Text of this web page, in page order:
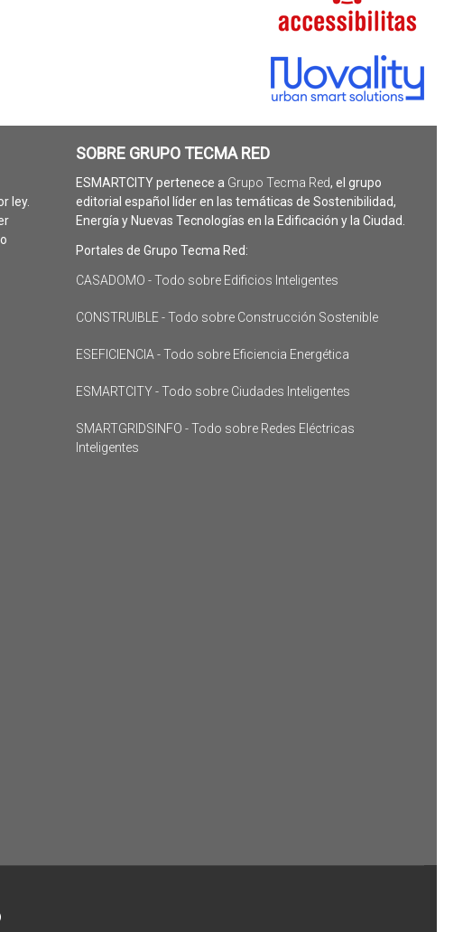
ley.
SOBRE GRUPO TECMA RED
ESMARTCITY pertenece a Grupo Tecma Red, el grupo
editorial español líder en las temáticas de Sostenibilidad,
Energía y Nuevas Tecnologías en la Edificación y la Ciudad.
Portales de Grupo Tecma Red:
CASADOMO - Todo sobre Edificios Inteligentes
CONSTRUIBLE - Todo sobre Construcción Sostenible
ESEFICIENCIA - Todo sobre Eficiencia Energética
ESMARTCITY - Todo sobre Ciudades Inteligentes
SMARTGRIDSINFO - Todo sobre Redes Eléctricas
Inteligentes